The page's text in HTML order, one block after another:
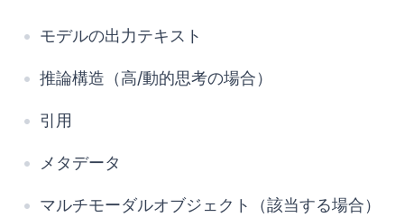
モデルの出力テキスト
推論構造（高/動的思考の場合）
引用
メタデータ
マルチモーダルオブジェクト（該当する場合）